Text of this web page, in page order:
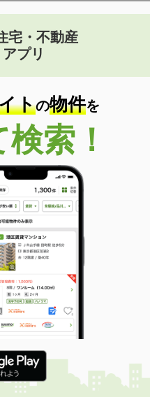
宅・不動産
アプリ
トの物件を
索！